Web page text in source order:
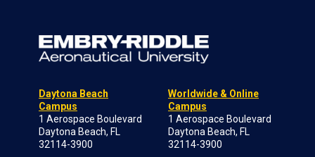
Daytona Beach
Campus
1 Aerospace Boulevard
Daytona Beach, FL
32114-3900
Worldwide & Online
Campus
1 Aerospace Boulevard
Daytona Beach, FL
32114-3900